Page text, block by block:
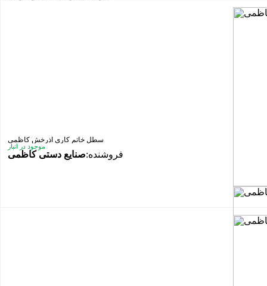
سطل خاتم کاری آذرخش کاظمی
موجود در انبار
فروشنده:صنایع دستی کاظمی